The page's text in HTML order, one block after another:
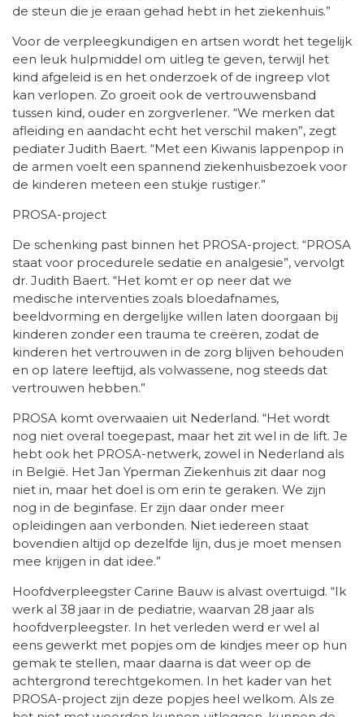
de steun die je eraan gehad hebt in het ziekenhuis.”
Voor de verpleegkundigen en artsen wordt het tegelijk
een leuk hulpmiddel om uitleg te geven, terwijl het
kind afgeleid is en het onderzoek of de ingreep vlot
kan verlopen. Zo groeit ook de vertrouwensband
tussen kind, ouder en zorgverlener. “We merken dat
afleiding en aandacht echt het verschil maken”, zegt
pediater Judith Baert. “Met een Kiwanis lappenpop in
de armen voelt een spannend ziekenhuisbezoek voor
de kinderen meteen een stukje rustiger.”
PROSA-project
De schenking past binnen het PROSA-project. “PROSA
staat voor procedurele sedatie en analgesie”, vervolgt
dr. Judith Baert. “Het komt er op neer dat we
medische interventies zoals bloedafnames,
beeldvorming en dergelijke willen laten doorgaan bij
kinderen zonder een trauma te creëren, zodat de
kinderen het vertrouwen in de zorg blijven behouden
en op latere leeftijd, als volwassene, nog steeds dat
vertrouwen hebben.”
PROSA komt overwaaien uit Nederland. “Het wordt
nog niet overal toegepast, maar het zit wel in de lift. Je
hebt ook het PROSA-netwerk, zowel in Nederland als
in België. Het Jan Yperman Ziekenhuis zit daar nog
niet in, maar het doel is om erin te geraken. We zijn
nog in de beginfase. Er zijn daar onder meer
opleidingen aan verbonden. Niet iedereen staat
bovendien altijd op dezelfde lijn, dus je moet mensen
mee krijgen in dat idee.”
Hoofdverpleegster Carine Bauw is alvast overtuigd. “Ik
werk al 38 jaar in de pediatrie, waarvan 28 jaar als
hoofdverpleegster. In het verleden werd er wel al
eens gewerkt met popjes om de kindjes meer op hun
gemak te stellen, maar daarna is dat weer op de
achtergrond terechtgekomen. In het kader van het
PROSA-project zijn deze popjes heel welkom. Als ze